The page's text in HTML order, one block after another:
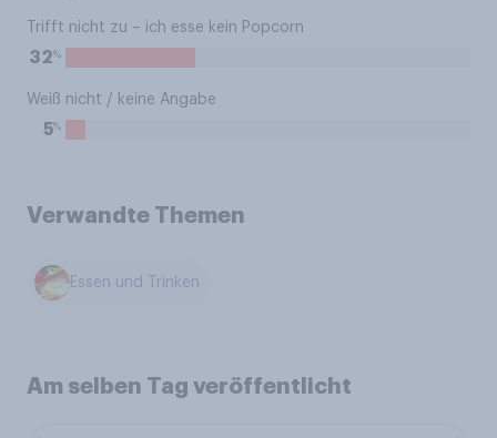
Trifft nicht zu – ich esse kein Popcorn
32%
Weiß nicht / keine Angabe
5%
Verwandte Themen
Essen und Trinken
Am selben Tag veröffentlicht